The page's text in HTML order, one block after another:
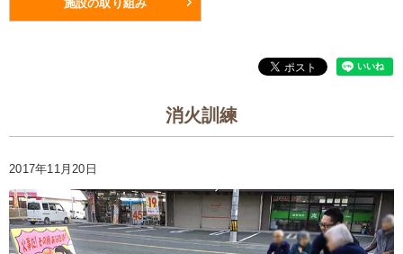
施設の取り組み
消火訓練
2017年11月20日